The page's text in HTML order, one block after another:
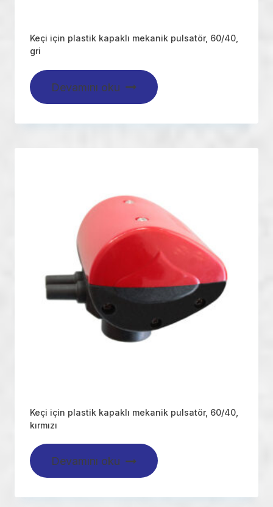
Keçi için plastik kapaklı mekanik pulsatör, 60/40,
gri
Devamını oku
Keçi için plastik kapaklı mekanik pulsatör, 60/40,
kırmızı
Devamını oku